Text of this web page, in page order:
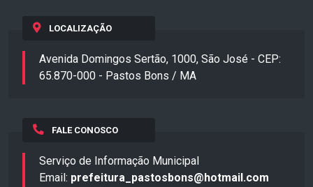
LOCALIZAÇÃO
Avenida Domingos Sertão, 1000, São José - CEP:
65.870-000 - Pastos Bons / MA
FALE CONOSCO
Serviço de Informação Municipal
Email: prefeitura_pastosbons@hotmail.com